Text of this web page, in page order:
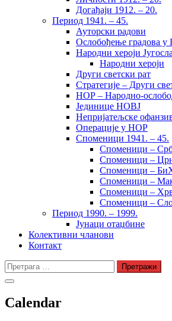
Догађаји 1912. – 20.
Период 1941. – 45.
Ауторски радови
Ослобођење градова
Народни хероји
Народни хероји
Други светски рат
Стратегије – Други
НОР – Народно-
Јединице НОВЈ
Непријатељске
Операције у НОР
Споменици 1941. – 45.
Споменици –
Споменици –
Споменици –
Споменици –
Споменици –
Споменици –
Период 1990. – 1999.
Јунаци отаџбине
Колективни чланови
Контакт
Претрага
за:
Calendar